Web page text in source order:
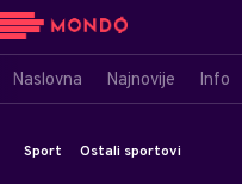
Naslovna Najnovije Info
Sport Ostali sportovi